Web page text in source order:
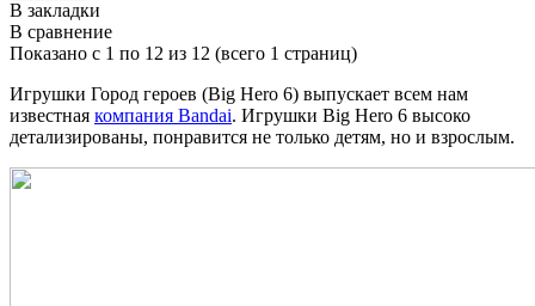
В закладки
В сравнение
Показано с 1 по 12 из 12 (всего 1 страниц)
Игрушки Город героев (Big Hero 6) выпускает всем нам
известная компания Bandai. Игрушки Big Hero 6 высоко
детализированы, понравится не только детям, но и взрослым.